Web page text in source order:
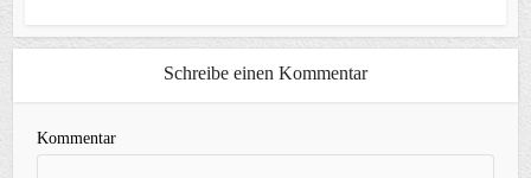
Schreibe einen Kommentar
Kommentar